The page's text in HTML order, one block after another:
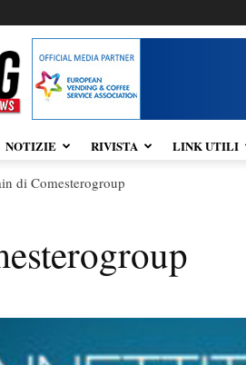
NOTIZIE RIVISTA LINK UTILI
di Comesterogroup